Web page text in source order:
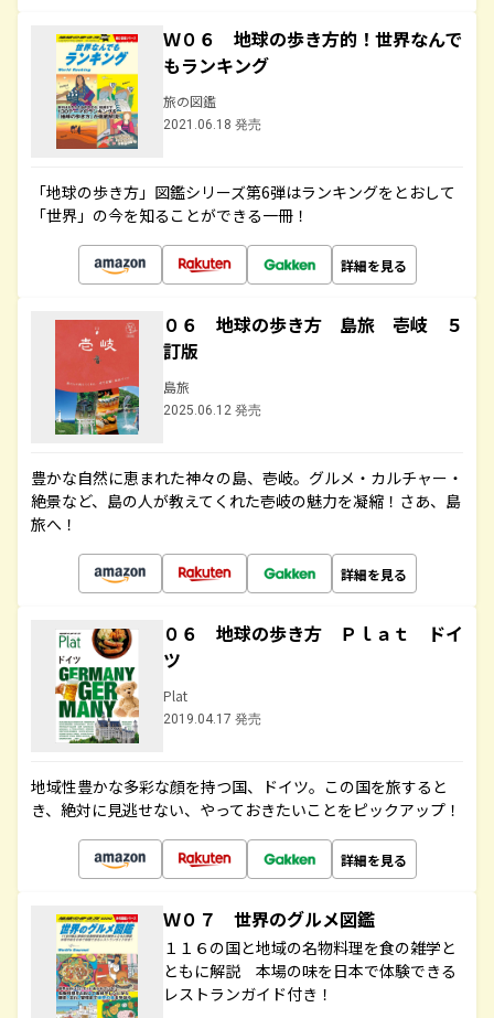
Ｗ０６ 地球の歩き方的！世界なんで
もランキング
旅の図鑑
2021.06.18 発売
「地球の歩き方」図鑑シリーズ第6弾はランキングをとおして
「世界」の今を知ることができる一冊！
詳細を見る
０６ 地球の歩き方 島旅 壱岐 ５
訂版
島旅
2025.06.12 発売
豊かな自然に恵まれた神々の島、壱岐。グルメ・カルチャー・
絶景など、島の人が教えてくれた壱岐の魅力を凝縮！さあ、島
旅へ！
詳細を見る
０６ 地球の歩き方 Ｐｌａｔ ドイ
ツ
Plat
2019.04.17 発売
地域性豊かな多彩な顔を持つ国、ドイツ。この国を旅すると
き、絶対に見逃せない、やっておきたいことをピックアップ！
詳細を見る
Ｗ０７ 世界のグルメ図鑑
１１６の国と地域の名物料理を食の雑学と
ともに解説 本場の味を日本で体験できる
レストランガイド付き！